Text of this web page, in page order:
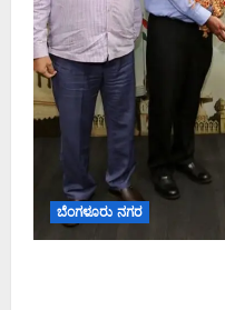
ಬೆಂಗಳೂರು ನಗರ